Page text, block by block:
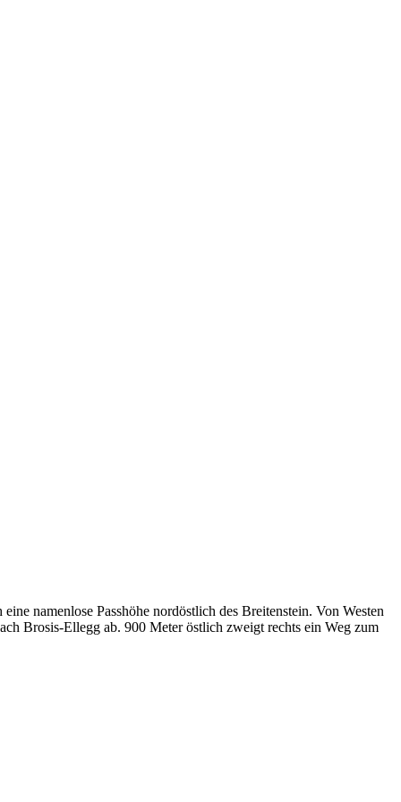
namenlose Passhöhe nordöstlich des Breitenstein. Von Westen
Brosis-Ellegg ab. 900 Meter östlich zweigt rechts ein Weg zum